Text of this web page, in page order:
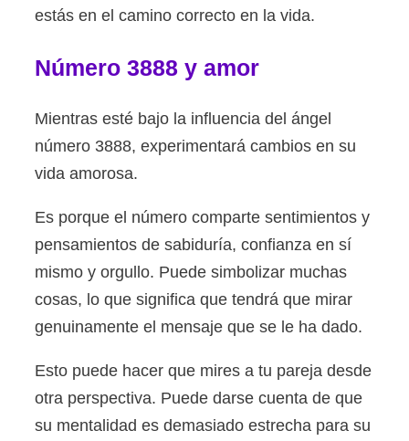
estás en el camino correcto en la vida.
Número 3888 y amor
Mientras esté bajo la influencia del ángel
número 3888, experimentará cambios en su
vida amorosa.
Es porque el número comparte sentimientos y
pensamientos de sabiduría, confianza en sí
mismo y orgullo. Puede simbolizar muchas
cosas, lo que significa que tendrá que mirar
genuinamente el mensaje que se le ha dado.
Esto puede hacer que mires a tu pareja desde
otra perspectiva. Puede darse cuenta de que
su mentalidad es demasiado estrecha para su